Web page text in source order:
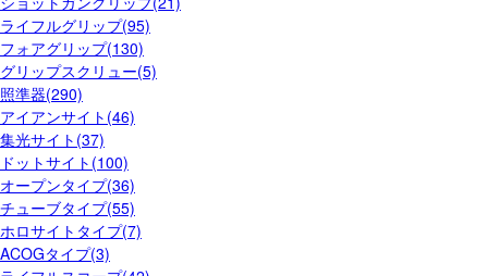
ライフルグリップ(95)
フォアグリップ(130)
グリップスクリュー(5)
照準器(290)
アイアンサイト(46)
集光サイト(37)
ドットサイト(100)
オープンタイプ(36)
チューブタイプ(55)
ホロサイトタイプ(7)
ACOGタイプ(3)